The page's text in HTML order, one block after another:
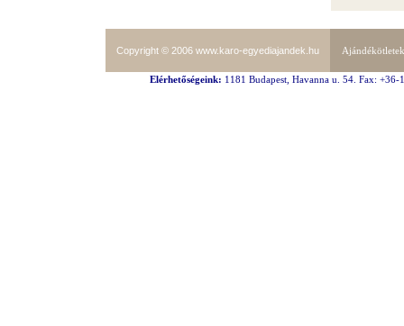
Copyright © 2006 www.karo-egyediajandek.hu Ajándékötletek
Elérhetőségeink: 1181 Budapest, Havanna u. 54. Fax: